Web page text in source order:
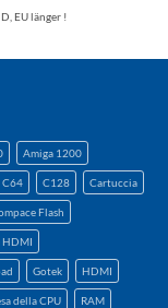
EU länger !
Amiga 1200
C64 C128 Cartuccia
Flash
HDMI
Gotek HDMI
della CPU RAM